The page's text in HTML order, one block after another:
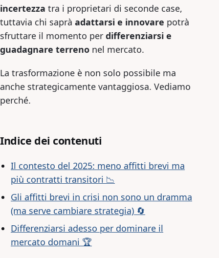
incertezza tra i proprietari di seconde case,
tuttavia chi saprà adattarsi e innovare potrà
sfruttare il momento per differenziarsi e
guadagnare terreno nel mercato.
La trasformazione è non solo possibile ma
anche strategicamente vantaggiosa. Vediamo
perché.
Indice dei contenuti
Il contesto del 2025: meno affitti brevi ma
più contratti transitori 📉
Gli affitti brevi in crisi non sono un dramma
(ma serve cambiare strategia) 🔄
Differenziarsi adesso per dominare il
mercato domani 🏆